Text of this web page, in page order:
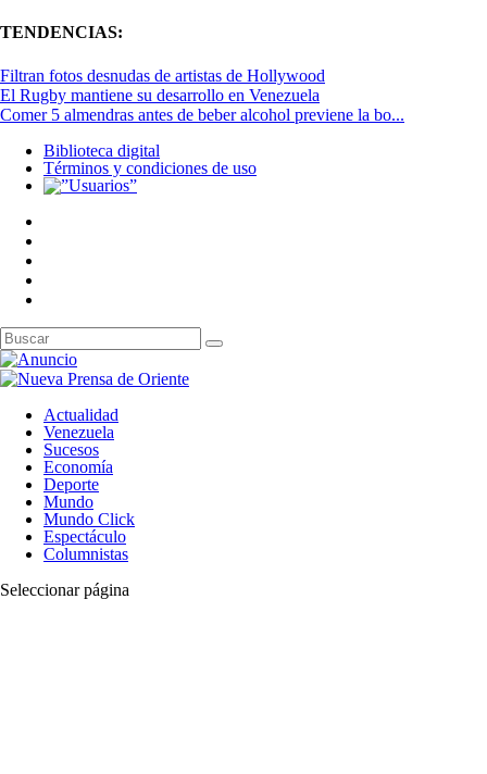
TENDENCIAS:
Filtran fotos desnudas de artistas de Hollywood
El Rugby mantiene su desarrollo en Venezuela
Comer 5 almendras antes de beber alcohol previene la bo...
Biblioteca digital
Términos y condiciones de uso
Actualidad
Venezuela
Sucesos
Economía
Deporte
Mundo
Mundo Click
Espectáculo
Columnistas
Seleccionar página